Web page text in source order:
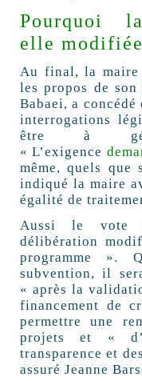
Pourquoi
elle
Au final, la maire
les propos de
Babaei, a
interrogations
être à
« L’exigence
même, quels
indiqué la maire
égalité de
Aussi le vote
délibération
programme ».
subvention, il
« après la
financement de
permettre une
projets et «
transparence et
assuré Jeanne